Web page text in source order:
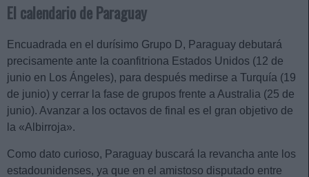
El calendario de Paraguay
Encuadrada en el durísimo Grupo D, Paraguay debutará
precisamente ante la coanfitriona Estados Unidos (12 de
junio en Los Ángeles), para después medirse a Turquía (19
de junio) y cerrar la fase de grupos frente a Australia (25 de
junio). Avanzar a los octavos de final es el gran objetivo de
la «Albirroja».
Como dato curioso, Paraguay buscará la revancha ante los
estadounidenses, ya que en el amistoso disputado entre